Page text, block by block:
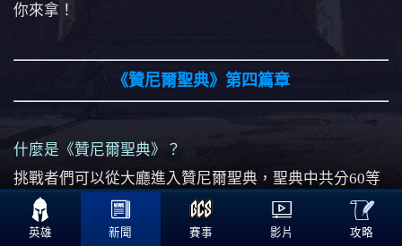
你來拿！
《贊尼爾聖典》第四篇章
什麼是《贊尼爾聖典》？
挑戰者們可以從大廳進入贊尼爾聖典，聖典中共分60等
級，等級獎勵分為Elite與Free通道，每一等級皆有相對
應的特殊獎勵，你可以透過完成光明聖典中的各種任務
英雄 新聞 賽事 影片

攻略